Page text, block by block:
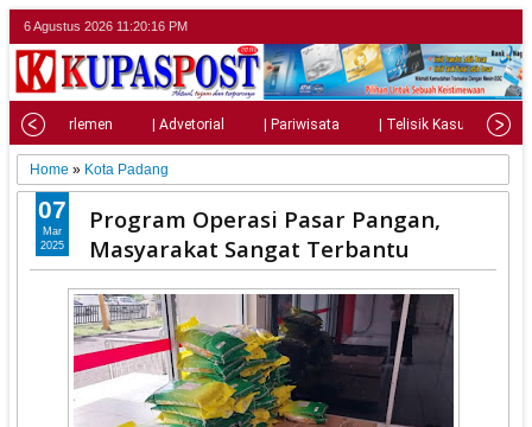
6 Agustus 2026 11:20:17 PM
| Parlemen | Advetorial | Pariwisata | Telisik Kasus
Home » Kota Padang
Program Operasi Pasar Pangan,
Masyarakat Sangat Terbantu
07
Mar
2025